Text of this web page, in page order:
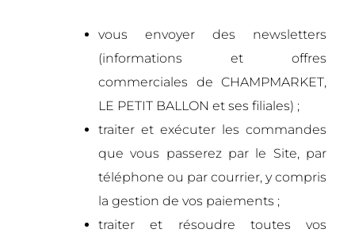
vous envoyer des newsletters
(informations et offres
commerciales de CHAMPMARKET,
LE PETIT BALLON et ses filiales) ;
traiter et exécuter les commandes
que vous passerez par le Site, par
téléphone ou par courrier, y compris
la gestion de vos paiements ;
traiter et résoudre toutes vos